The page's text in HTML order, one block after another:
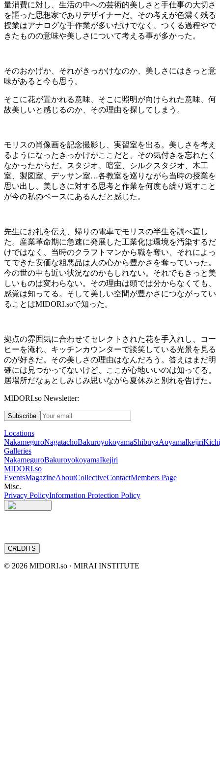
量消費に対し、生活の中への芸術的美しさと手仕事の大切さ
を謳った思想家でありデザイナーだ。その考えが色濃く残る
授業はアナログな手作業が多いだけでなく、つくる過程やで
きたものの意味や美しさについて考える事が多かった。
そのおかげか、それがきっかけなのか、美しさにはきっと意
味があると今も思う。
そこに花が置かれる意味、そこに照明が向けられた意味、何
故美しいと感じるのか、その理由を探してしまう。
モリスの肖像画を記念撮影し、実習室を出る。美しさを考え
るようになったきっかけがここだと、その気付きを忘れたく
なかったからだ。スタジオ、暗室、シルクスタジオ、木工
室、製図室、デッサン室…各教室を巡りながら当時の授業を
思い出し、美しさに対する思考と作業を何度も繰り返すこと
が今の私のベースにあるんだと感じた。
先生にお礼を伝え、帰りの電車でモリスの半生を調べ直し
た。産業革命期に急速に発展した工業化は環境を汚染するだ
けではなく、当時のクラフトマンから職を奪い、それによっ
てできた安価な粗悪品は人の心から豊かさを奪っていった。
今の世の中も近い状況なのかもしれない。それでもきっと美
しいものは変わらない。その理由は頭では分からなくても、
感覚は知ってる。そして美しい空間が豊かさにつながってい
ることはMIDORI.soで知った。
拠点の雰囲気に合わせてセレクトされた花を手入れし、コー
ヒーを淹れ、キッチンカウンターで談笑している光景を見る
のが好きだ。その美しさの理由はなんだろう。答えはまだ明
確には見つかってないけど、ここが心地いいのは知ってる。
居場所だなぁとしみじみ思いながら夏休みと別れを告げた。
MIDORI.so Newsletter:
Subscribe
Locations
NakameguroNagatachoBakuroyokoyamaShibuyaAoyamaIkejiri
Galleries
NakameguroBakuroyokoyamaIkejiri
MIDORI.so
EventsMagazineAboutCollectiveContactMembers Page
Misc.
Privacy PolicyInformation Protection Policy
CREDITS
© 2026 MIDORI.so · MIRAI INSTITUTE